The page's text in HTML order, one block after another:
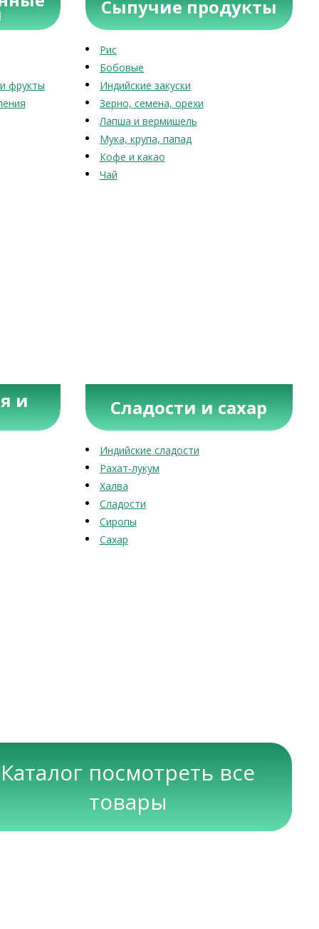
фрукты
Сыпучие продукты
Рис
Бобовые
Индийские закуски
Зерно, семена, орехи
Лапша и вермишель
Мука, крупа, папад
Кофе и какао
Чай
и Сладости и сахар
Индийские сладости
Рахат-лукум
Халва
Сладости
Сиропы
Сахар
Каталог посмотреть все
товары